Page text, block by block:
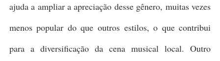
ajuda a ampliar a apreciação desse gênero, muitas vezes
menos popular do que outros estilos, o que contribui
para a diversificação da cena musical local. Outro